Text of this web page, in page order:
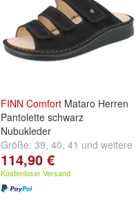
FINN Comfort Mataro Herren
Pantolette schwarz
Nubukleder
Größe: 39, 40, 41 und weitere
...
114,90 €
Kostenloser Versand